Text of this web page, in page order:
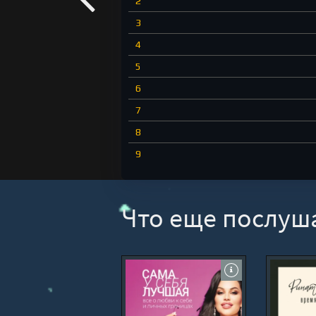
3
4
5
6
7
8
9
Что еще